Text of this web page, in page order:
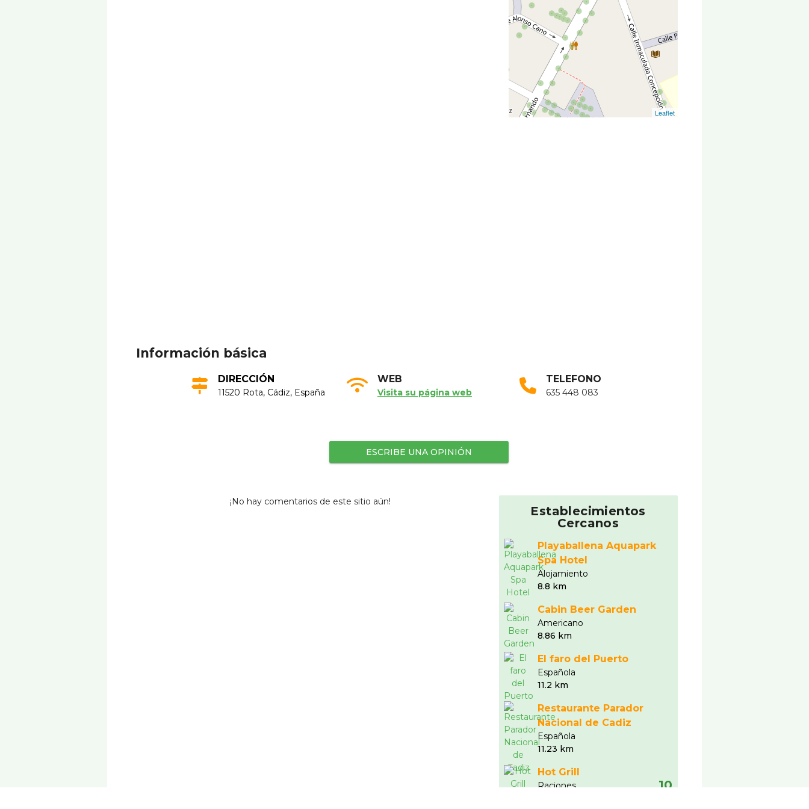
Leaflet
Información básica
DIRECCIÓN
11520 Rota, Cádiz, España
WEB
Visita su página web
TELEFONO
635 448 083
ESCRIBE UNA OPINIÓN
¡No hay comentarios de este sitio aún!
Establecimientos
Cercanos
Playaballena Aquapark
Spa Hotel
Alojamiento
8.8 km
Cabin Beer Garden
Americano
8.86 km
El faro del Puerto
Española
11.2 km
Restaurante Parador
Nacional de Cadiz
Española
11.23 km
Hot Grill
Raciones
10